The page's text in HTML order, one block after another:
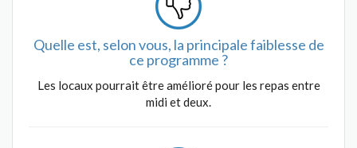
Quelle est, selon vous, la principale faiblesse de
ce programme ?
Les locaux pourrait être amélioré pour les repas entre
midi et deux.